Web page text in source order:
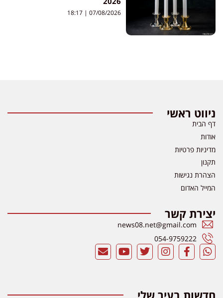
07/08/2026
ניווט ראשי
דף הבית
אודות
מדיניות פרטיות
תקנון
הצהרת נגישות
המייל האדום
יצירת קשר
news08.net@gmail.com
054-9759222